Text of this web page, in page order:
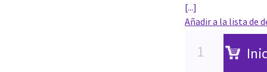
[...]
Añadir a la lista de